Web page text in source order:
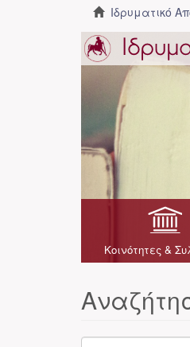
Ιδρυματικό
Κοινότητες &